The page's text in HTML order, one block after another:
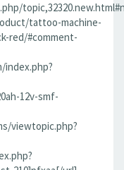
tattoo-machine-
red/#comment-
index.php?
12v-smf-
viewtopic.php?